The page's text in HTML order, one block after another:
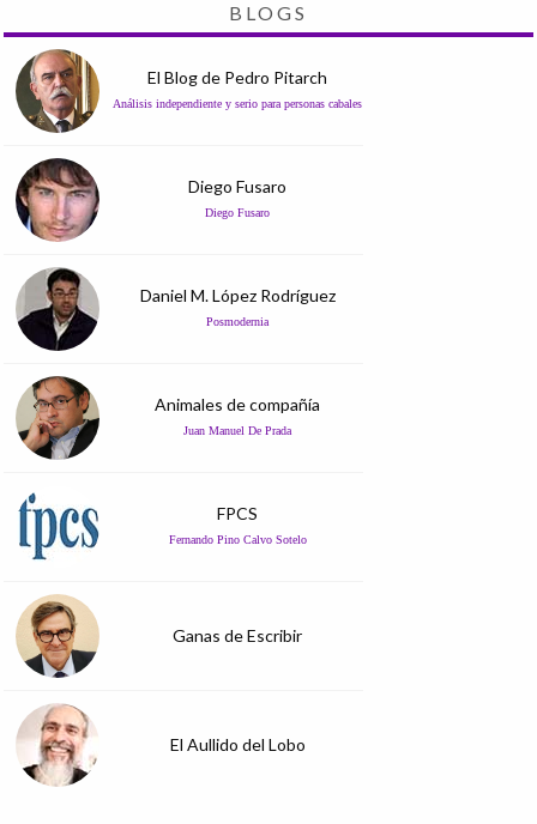
BLOGS
El Blog de Pedro Pitarch
Análisis independiente y serio para personas cabales
Diego Fusaro
Diego Fusaro
Daniel M. López Rodríguez
Posmodernia
Animales de compañía
Juan Manuel De Prada
FPCS
Fernando Pino Calvo Sotelo
Ganas de Escribir
El Aullido del Lobo